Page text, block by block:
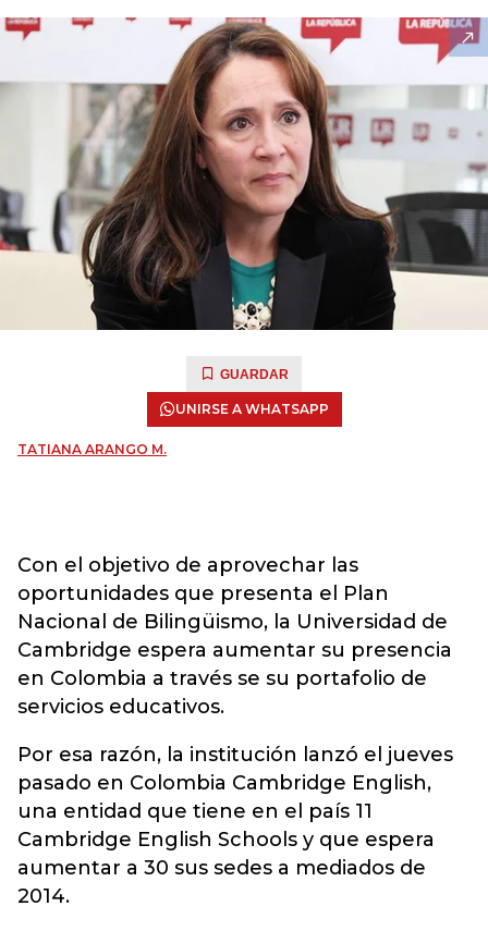
GUARDAR
UNIRSE A WHATSAPP
TATIANA ARANGO M.
Con el objetivo de aprovechar las
oportunidades que presenta el Plan
Nacional de Bilingüismo, la Universidad de
Cambridge espera aumentar su presencia
en Colombia a través se su portafolio de
servicios educativos.
Por esa razón, la institución lanzó el jueves
pasado en Colombia Cambridge English,
una entidad que tiene en el país 11
Cambridge English Schools y que espera
aumentar a 30 sus sedes a mediados de
2014.